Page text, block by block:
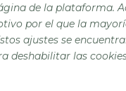
de la
por el que la
ajustes se
deshabilitar las